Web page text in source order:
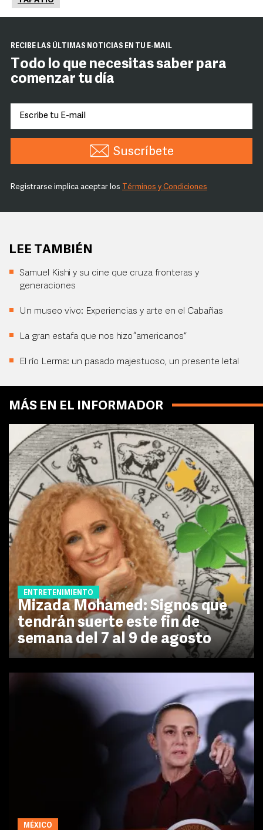
RECIBE LAS ÚLTIMAS NOTICIAS EN TU E-MAIL
Todo lo que necesitas saber para
comenzar tu día
Suscríbete
Registrarse implica aceptar los Términos y Condiciones
LEE TAMBIÉN
Samuel Kishi y su cine que cruza fronteras y
generaciones
Un museo vivo: Experiencias y arte en el Cabañas
La gran estafa que nos hizo “americanos”
El río Lerma: un pasado majestuoso, un presente letal
MÁS EN EL INFORMADOR
ENTRETENIMIENTO
Mizada Mohamed: Signos que
tendrán suerte este fin de
semana del 7 al 9 de agosto
MÉXICO